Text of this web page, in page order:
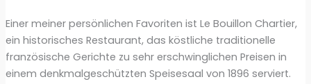
Einer meiner persönlichen Favoriten ist Le Bouillon Chartier,
ein historisches Restaurant, das köstliche traditionelle
französische Gerichte zu sehr erschwinglichen Preisen in
einem denkmalgeschützten Speisesaal von 1896 serviert.